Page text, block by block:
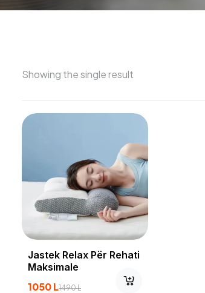
Showing the single result
Jastek Relax Për Rehati
Maksimale
1490L
1050L